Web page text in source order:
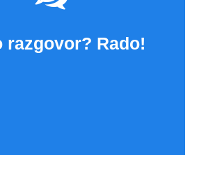
razgovor? Rado!